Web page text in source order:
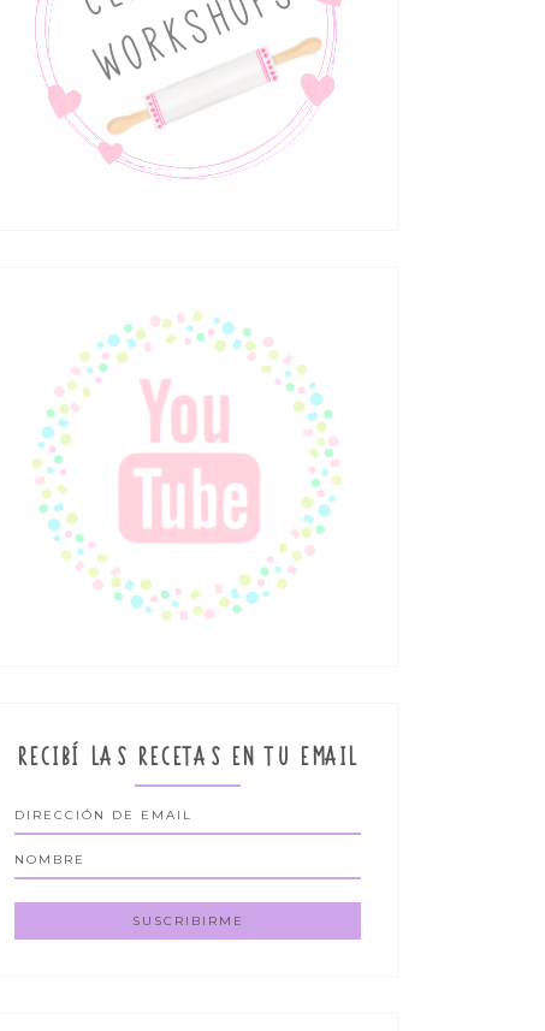
RECIBÍ LAS RECETAS EN TU EMAIL